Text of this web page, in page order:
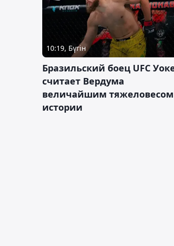
10:19, Бүгін
Бразильский боец UFC
считает Вердума
величайшим
истории